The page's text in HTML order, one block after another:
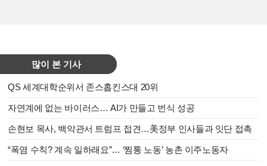
많이 본 기사
QS 세계대학순위서 존스홉킨스대 20위
자연계에 없는 바이러스… AI가 만들고 번식 성공
손현보 목사, 백악관서 트럼프 접견…美정부 인사들과 잇단 접촉
“폭염 수칙? 계속 일하래요”… ‘찜통 노동’ 농촌 이주노동자